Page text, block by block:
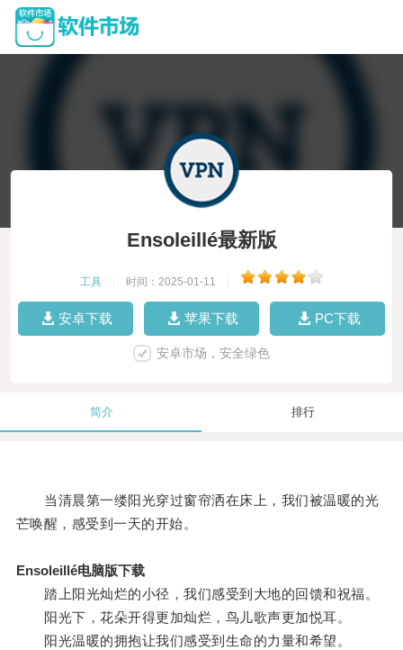
Ensoleillé最新版
工具 时间：2025-01-11
安卓下载 苹果下载 PC下载
安卓市场，安全绿色
简介 排行
当清晨第一缕阳光穿过窗帘洒在床上，我们被温暖的光
芒唤醒，感受到一天的开始。
Ensoleillé电脑版下载
踏上阳光灿烂的小径，我们感受到大地的回馈和祝福。
阳光下，花朵开得更加灿烂，鸟儿歌声更加悦耳。
阳光温暖的拥抱让我们感受到生命的力量和希望。